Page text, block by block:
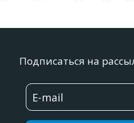
Подписаться на